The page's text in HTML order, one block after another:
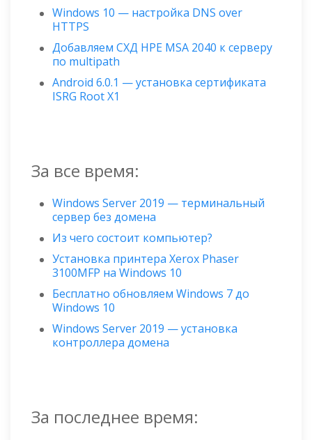
Windows 10 — настройка DNS over
HTTPS
Добавляем СХД HPE MSA 2040 к серверу
по multipath
Android 6.0.1 — установка сертификата
ISRG Root X1
За все время:
Windows Server 2019 — терминальный
сервер без домена
Из чего состоит компьютер?
Установка принтера Xerox Phaser
3100MFP на Windows 10
Бесплатно обновляем Windows 7 до
Windows 10
Windows Server 2019 — установка
контроллера домена
За последнее время: